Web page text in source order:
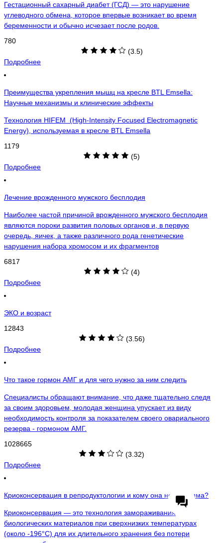
Гестационный сахарный диабет (ГСД) — это нарушение
углеводного обмена, которое впервые возникает во время
беременности и обычно исчезает после родов.
780
(3.5)
Подробнее
Преимущества укрепления мышц на кресле BTL Emsella:
Научные механизмы и клинические эффекты
Технология HIFEM (High-Intensity Focused Electromagnetic
Energy), используемая в кресле BTL Emsella
1179
(5)
Подробнее
Лечение врожденного мужского бесплодия
Наиболее частой причиной врожденного мужского бесплодия
являются пороки развития половых органов и, в первую
очередь, яичек, а также различного рода генетические
нарушения набора хромосом и их фрагментов
6817
(4)
Подробнее
ЭКО и возраст
12843
(3.56)
Подробнее
Что такое гормон АМГ и для чего нужно за ним следить
Специалисты обращают внимание, что даже тщательно следя
за своим здоровьем, молодая женщина упускает из виду
необходимость контроля за показателем своего овариального
резерва - гормоном АМГ.
1028665
(3.32)
Подробнее
Криоконсервация в репродуктологии и кому она необходима?
Криоконсервация — это технология замораживания
биологических материалов при сверхнизких температурах
(около -196°C) для их длительного хранения без потери